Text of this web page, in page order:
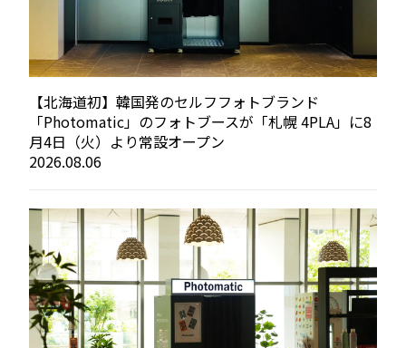
【北海道初】韓国発のセルフフォトブランド
「Photomatic」のフォトブースが「札幌 4PLA」に8
月4日（火）より常設オープン
2026.08.06